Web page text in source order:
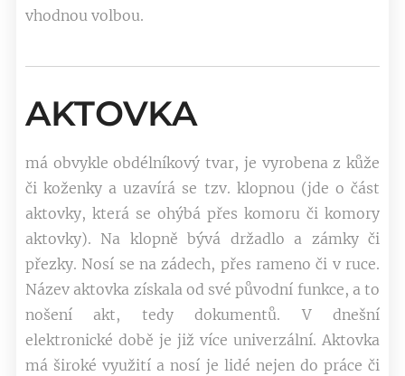
vhodnou volbou.
AKTOVKA
má obvykle obdélníkový tvar, je vyrobena z kůže
či koženky a uzavírá se tzv. klopnou (jde o část
aktovky, která se ohýbá přes komoru či komory
aktovky). Na klopně bývá držadlo a zámky či
přezky. Nosí se na zádech, přes rameno či v ruce.
Název aktovka získala od své původní funkce, a to
nošení akt, tedy dokumentů. V dnešní
elektronické době je již více univerzální. Aktovka
má široké využití a nosí je lidé nejen do práce či